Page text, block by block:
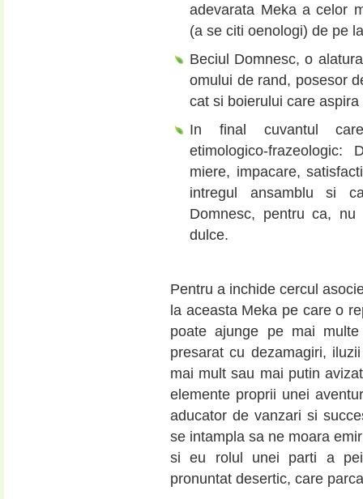
adevarata Meka a celor
(a se citi oenologi) de pe
Beciul Domnesc, o
omului de rand, posesor
cat si boierului care
In final cuvantul
etimologico-frazeologic:
miere, impacare,
intregul ansamblu si
Domnesc, pentru ca,
dulce.
Pentru a inchide cercul
la aceasta Meka pe care o
poate ajunge pe mai
presarat cu dezamagiri,
mai mult sau mai putin
elemente proprii unei
aducator de vanzari si
se intampla sa ne moara
si eu rolul unei parti a
pronuntat desertic, care